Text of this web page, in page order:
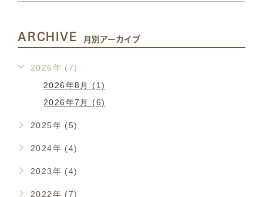
ARCHIVE 月別アーカイブ
2026年 (7)
2026年8月 (1)
2026年7月 (6)
2025年 (5)
2024年 (4)
2023年 (4)
2022年 (7)